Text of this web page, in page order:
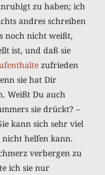
zu haben; ich
andres schreiben
noch nicht weißt,
ist, und daß sie
zufrieden
sie hat Dir
Weißt Du auch
sie drückt? –
kann sich sehr viel
nicht helfen kann.
verbergen zu
ich sie nur